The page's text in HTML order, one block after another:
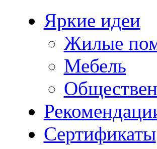
Яркие идеи
Жилые
Мебель
Сертификаты